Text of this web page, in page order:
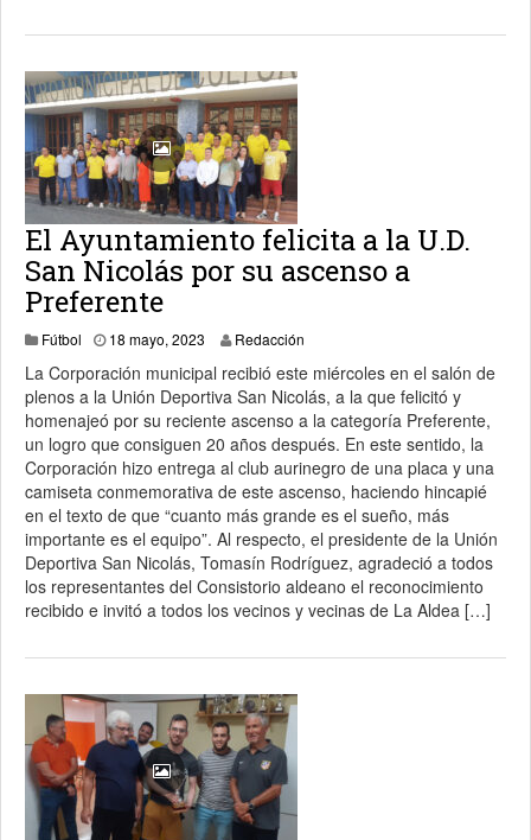
El Ayuntamiento felicita a la U.D.
San Nicolás por su ascenso a
Preferente
Fútbol 18 mayo, 2023 23 mayo, 2023
Redacción
La Corporación municipal recibió este miércoles en el salón de
plenos a la Unión Deportiva San Nicolás, a la que felicitó y
homenajeó por su reciente ascenso a la categoría Preferente,
un logro que consiguen 20 años después. En este sentido, la
Corporación hizo entrega al club aurinegro de una placa y una
camiseta conmemorativa de este ascenso, haciendo hincapié
en el texto de que “cuanto más grande es el sueño, más
importante es el equipo”. Al respecto, el presidente de la Unión
Deportiva San Nicolás, Tomasín Rodríguez, agradeció a todos
los representantes del Consistorio aldeano el reconocimiento
recibido e invitó a todos los vecinos y vecinas de La Aldea […]